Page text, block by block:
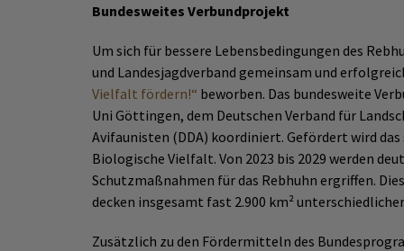
Bundesweites Verbundprojekt
Um sich für bessere Lebensbedingungen des
und Landesjagdverband gemeinsam und
Vielfalt fördern!“ beworben. Das bundesweite
Uni Göttingen, dem Deutschen Verband für
Avifaunisten (DDA) koordiniert. Gefördert wird
Biologische Vielfalt. Von 2023 bis 2029 werden
Schutzmaßnahmen für das Rebhuhn ergriffen.
decken insgesamt fast 2.900 km²
Zusätzlich zu den Fördermitteln des